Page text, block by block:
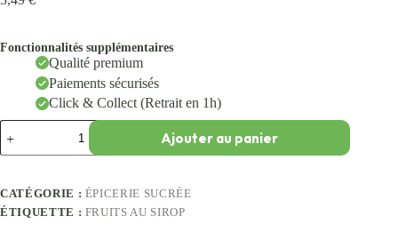
Fonctionnalités supplémentaires
Qualité premium
Paiements sécurisés
Click & Collect (Retrait en 1h)
Ajouter au panier
CATÉGORIE : ÉPICERIE SUCRÉE
ÉTIQUETTE : FRUITS AU SIROP